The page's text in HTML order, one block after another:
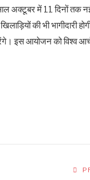
अक्टूबर में 11 दिनों तक नई
की भी
इस आयोजन को विश्व